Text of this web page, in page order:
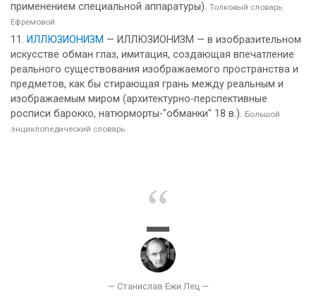
применением специальной аппаратуры). Толковый словарь
Ефремовой
ИЛЛЮЗИОНИЗМ — ИЛЛЮЗИОНИЗМ — в изобразительном
искусстве обман глаз, имитация, создающая впечатление
реального существования изображаемого пространства и
предметов, как бы стирающая грань между реальным и
изображаемым миром (архитектурно-перспективные
росписи барокко, натюрморты-"обманки" 18 в.). Большой
энциклопедический словарь